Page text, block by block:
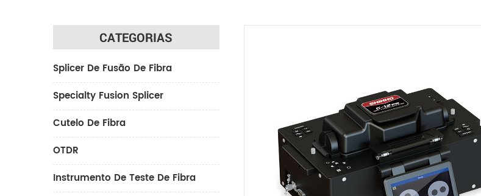
CATEGORIAS
Splicer De Fusão De Fibra
Specialty Fusion Splicer
Cutelo De Fibra
OTDR
Instrumento De Teste De Fibra